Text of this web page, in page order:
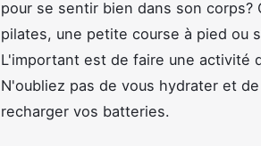
pour se sentir bien dans son
pilates, une petite course à pied ou
L'important est de faire une activité
N'oubliez pas de vous hydrater et
recharger vos batteries.